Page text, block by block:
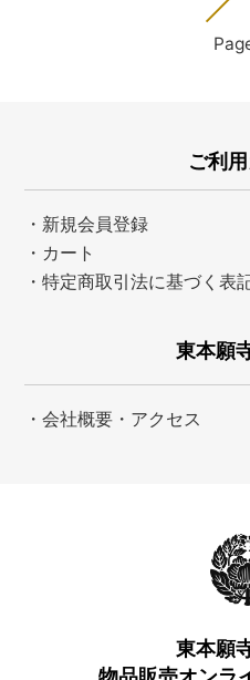
ご利
・新規会員登録
・カート
・特定商取引法に基づく表
東本願
・会社概要・アクセス
東本願